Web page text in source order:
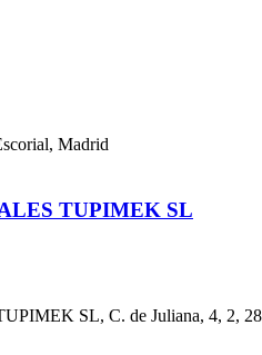
Madrid
TUPIMEK SL
SL, C. de Juliana, 4, 2,